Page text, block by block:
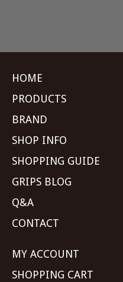
HOME
PRODUCTS
BRAND
SHOP INFO
SHOPPING GUIDE
GRIPS BLOG
Q&A
CONTACT
MY ACCOUNT
SHOPPING CART